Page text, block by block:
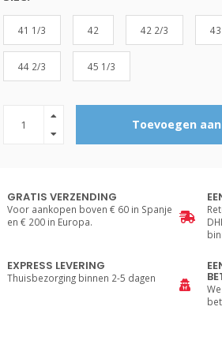
41 1/3 42 42 2/3
44 2/3 45 1/3
Toevoegen
GRATIS VERZENDING
Voor aankopen boven € 60 in Spanje
en € 200 in Europa.
EXPRESS LEVERING
Thuisbezorging binnen 2-5 dagen